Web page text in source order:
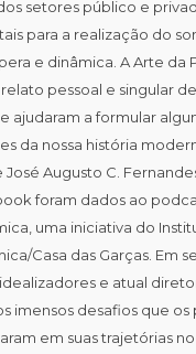
setores público e
para a realização do
e dinâmica. A Arte da
pessoal e singular
ajudaram a formular
da nossa história
Augusto C.
foram dados ao
uma iniciativa do
Casa das Garças. Em
e atual
imensos desafios que
em suas trajetórias